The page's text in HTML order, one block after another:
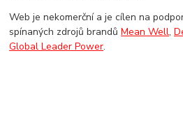
Web je nekomerční a je cílen na
spínaných zdrojů brandůMean Well,
Global Leader Power.